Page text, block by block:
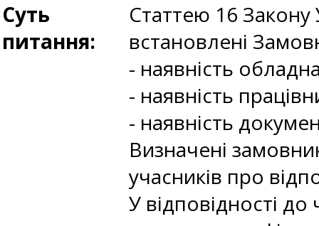
Суть
питання:
Статтею 16 Закону
встановлені
- наявність
- наявність
- наявність
Визначені
учасників про
У відповідності